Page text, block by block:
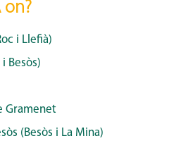
on?
i Llefià)
Besòs)
Gramenet
(Besòs i La Mina)